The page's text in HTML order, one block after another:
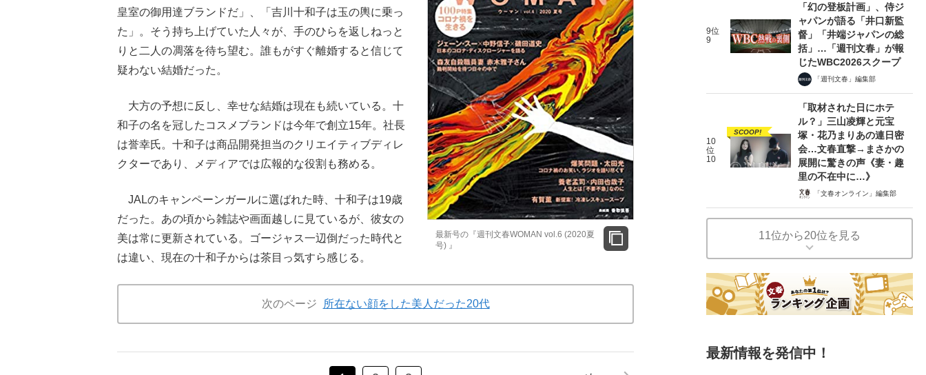
最新号の『週刊文春WOMAN vol.6 (2020夏
号) 』
皇室の御用達ブランドだ」、「吉川十和子は玉の輿に乗っ
た」。そう持ち上げていた人々が、手のひらを返しねっと
りと二人の凋落を待ち望む。誰もがすぐ離婚すると信じて
疑わない結婚だった。
大方の予想に反し、幸せな結婚は現在も続いている。十
和子の名を冠したコスメブランドは今年で創立15年。社長
は誉幸氏。十和子は商品開発担当のクリエイティブディレ
クターであり、メディアでは広報的な役割も務める。
JALのキャンペーンガールに選ばれた時、十和子は19歳
だった。あの頃から雑誌や画面越しに見ているが、彼女の
美は常に更新されている。ゴージャス一辺倒だった時代と
は違い、現在の十和子からは茶目っ気すら感じる。
次のページ 所在ない顔をした美人だった20代
9位
9
「幻の登板計画」、侍ジ
ャパンが語る「井口新監
督」「井端ジャパンの総
括」…「週刊文春」が報
じたWBC2026スクープ
「週刊文春」編集部
10
位
10
SCOOP!
「取材された日にホテ
ル？」三山凌輝と元宝
塚・花乃まりあの連日密
会…文春直撃→まさかの
展開に驚きの声《妻・趣
里の不在中に…》
「文春オンライン」編集部
11位から20位を見る
最新情報を発信中！